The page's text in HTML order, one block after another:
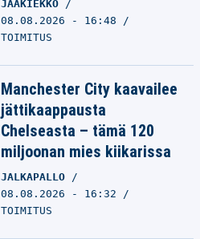
JÄÄKIEKKO
08.08.2026 - 16:48
TOIMITUS
Manchester City kaavailee
jättikaappausta
Chelseasta – tämä 120
miljoonan mies kiikarissa
JALKAPALLO
08.08.2026 - 16:32
TOIMITUS